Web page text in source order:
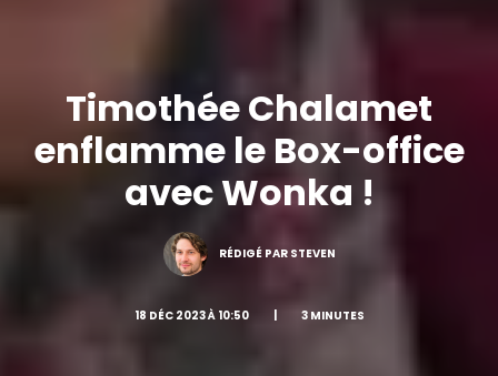
Timothée Chalamet
enflamme le Box-office
avec Wonka !
RÉDIGÉ PAR STEVEN
18 DÉC 2023 À 10:50 | 3 MINUTES